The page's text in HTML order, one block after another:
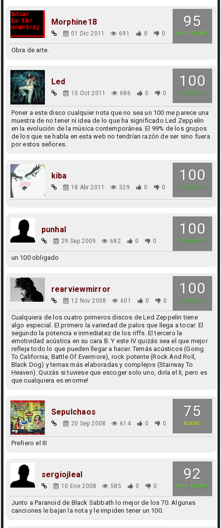
95
MUY BUENO
Morphine18
01 Dic 2011 691 0 0
Obra de arte.
100
EXCELENTE
Led
10 Oct 2011 686 0 0
Poner a este disco cualquier nota que no sea un 100 me parece una
muestra de no tener ni idea de lo que ha significado Led Zeppelin
en la evolución de la música contemporánea. El 99% de los grupos
de los que se habla en esta web no tendrían razón de ser sino fuera
por estos señores.
100
EXCELENTE
kiba
18 Abr 2011 329 0 0
100
EXCELENTE
punhal
29 Sep 2009 682 0 0
un 100 obligado
100
EXCELENTE
rearviewmirror
12 Nov 2008 601 0 0
Cualquiera de los cuatro primeros discos de Led Zeppelin tiene
algo especial. El primero la variedad de palos que llega a tocar. El
segundo la potencia e inmediatez de los riffs. El tercero la
emotividad acústica en su cara B. Y este IV quizás sea el que mejor
refleja todo lo que pueden llegar a hacer. Temás acústicos (Going
To California, Battle Of Evermore), rock potente (Rock And Roll,
Black Dog) y temas más elaboradas y complejos (Stairway To
Heaven). Quizás si tuviese que escoger solo uno, diría el II, pero es
que cualquiera es enorme!
75
BUENO
Sepulchaos
20 Sep 2008 614 0 0
Prefiero el III
92
MUY BUENO
sergiojleal
10 Ene 2008 585 0 0
Junto a Paranoid de Black Sabbath lo mejor de los 70. Algunas
canciones le bajan la nota y le impiden tener un 100.